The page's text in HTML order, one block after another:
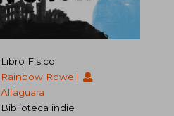
Libro Físico
Rainbow Rowell
Alfaguara
Biblioteca indie